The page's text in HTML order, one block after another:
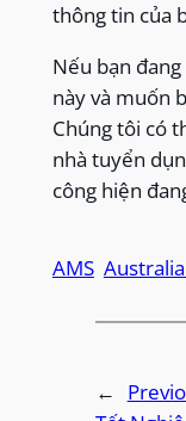
thông tin của
Nếu bạn
này và muốn
Chúng tôi có
nhà tuyển
công hiện
AMS
←